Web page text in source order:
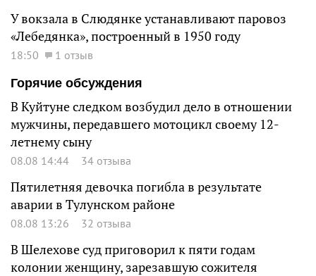
У вокзала в Слюдянке устанавливают паровоз
«Лебедянка», построенный в 1950 году
18:50
1 отзыв
Горячие обсуждения
В Куйтуне следком возбудил дело в отношении
мужчины, передавшего мотоцикл своему 12-
летнему сыну
08.08 14:44 34 отзыва
Пятилетняя девочка погибла в результате
аварии в Тулунском районе
08.08 13:26 32 отзыва
В Шелехове суд приговорил к пяти годам
колонии женщину, зарезавшую сожителя